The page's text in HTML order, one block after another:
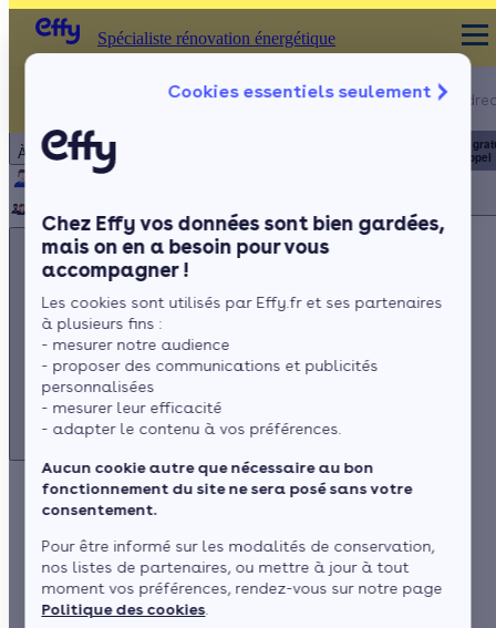
Cookies essentiels seulement
Chez Effy vos données sont bien gardées,
mais on en a besoin pour vous
accompagner !
Les cookies sont utilisés par Effy.fr et ses partenaires
à plusieurs fins :
- mesurer notre audience
- proposer des communications et publicités
personnalisées
- mesurer leur efficacité
- adapter le contenu à vos préférences.
Aucun cookie autre que nécessaire au bon
fonctionnement du site ne sera posé sans votre
consentement.
Pour être informé sur les modalités de conservation,
nos listes de partenaires, ou mettre à jour à tout
moment vos préférences, rendez-vous sur notre page
Politique des cookies.
À propos
Notre équipe
Rejoignez-nous Presse
Spécialiste rénovation énergétique
Appelez-nous !
du lundi au
Service
+ prix appel
Appelez-nous !
du lundi au vendredi - 8h à 19h
3456
Service gratuit
+ prix appel
Spécialiste rénovation énergétique
Découvrez tous nos articles
sur le chauffage de votre
logement